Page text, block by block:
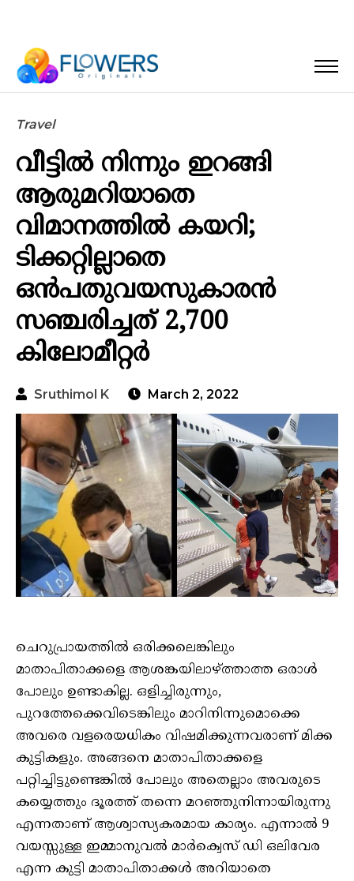
Travel
വീട്ടിൽ നിന്നും ഇറങ്ങി
ആരുമറിയാതെ
വിമാനത്തിൽ കയറി;
ടിക്കറ്റില്ലാതെ
ഒൻപതുവയസുകാരൻ
സഞ്ചരിച്ചത് 2,700
കിലോമീറ്റർ
Sruthimol K March 2, 2022
ചെറുപ്രായത്തിൽ ഒരിക്കലെങ്കിലും
മാതാപിതാക്കളെ ആശങ്കയിലാഴ്ത്താത്ത ഒരാൾ
പോലും ഉണ്ടാകില്ല. ഒളിച്ചിരുന്നും,
പുറത്തേക്കെവിടെങ്കിലും മാറിനിന്നുമൊക്കെ
അവരെ വളരെയധികം വിഷമിക്കുന്നവരാണ് മിക്ക
കുട്ടികളും. അങ്ങനെ മാതാപിതാക്കളെ
പറ്റിച്ചിട്ടുണ്ടെങ്കിൽ പോലും അതെല്ലാം അവരുടെ
കയ്യെത്തും ദൂരത്ത് തന്നെ മറഞ്ഞുനിന്നായിരുന്നു
എന്നതാണ് ആശ്വാസ്യകരമായ കാര്യം. എന്നാൽ 9
വയസ്സുള്ള ഇമ്മാനുവൽ മാർക്വെസ് ഡി ഒലിവേര
എന്ന കുട്ടി മാതാപിതാക്കൾ അറിയാതെ